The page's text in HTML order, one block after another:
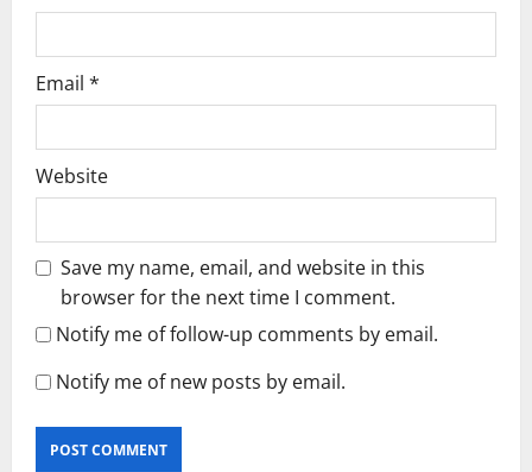
Email *
Website
Save my name, email, and website in this
browser for the next time I comment.
Notify me of follow-up comments by email.
Notify me of new posts by email.